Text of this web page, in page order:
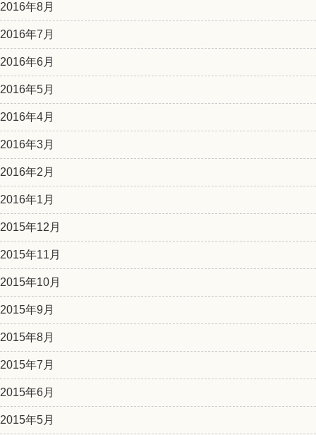
2016年8月
2016年7月
2016年6月
2016年5月
2016年4月
2016年3月
2016年2月
2016年1月
2015年12月
2015年11月
2015年10月
2015年9月
2015年8月
2015年7月
2015年6月
2015年5月